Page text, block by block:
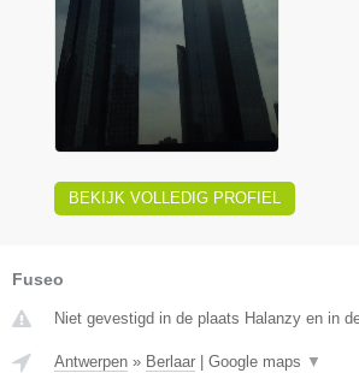
BEKIJK VOLLEDIG PROFIEL
Fuseo
Niet gevestigd in de plaats Halanzy en in
Antwerpen » Berlaar Google maps ▼